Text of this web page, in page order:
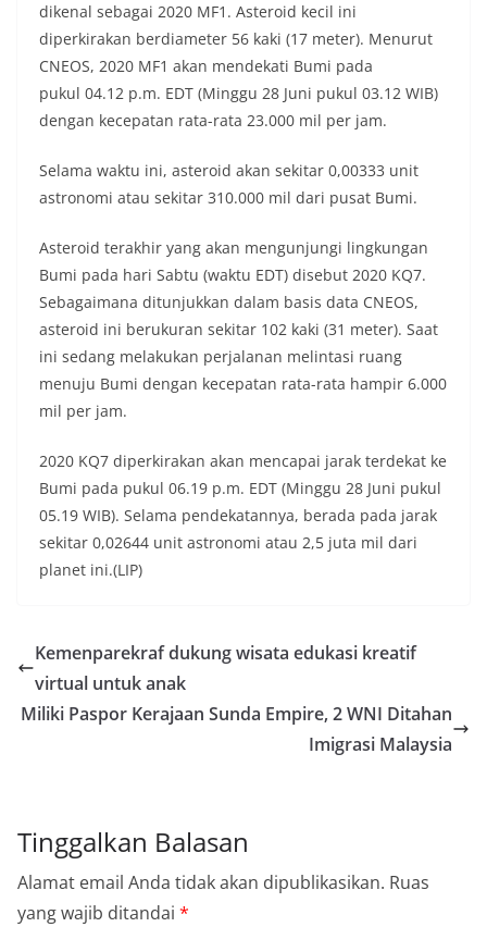
dikenal sebagai 2020 MF1. Asteroid kecil ini
diperkirakan berdiameter 56 kaki (17 meter). Menurut
CNEOS, 2020 MF1 akan mendekati Bumi pada
pukul 04.12 p.m. EDT (Minggu 28 Juni pukul 03.12 WIB)
dengan kecepatan rata-rata 23.000 mil per jam.
Selama waktu ini, asteroid akan sekitar 0,00333 unit
astronomi atau sekitar 310.000 mil dari pusat Bumi.
Asteroid terakhir yang akan mengunjungi lingkungan
Bumi pada hari Sabtu (waktu EDT) disebut 2020 KQ7.
Sebagaimana ditunjukkan dalam basis data CNEOS,
asteroid ini berukuran sekitar 102 kaki (31 meter). Saat
ini sedang melakukan perjalanan melintasi ruang
menuju Bumi dengan kecepatan rata-rata hampir 6.000
mil per jam.
2020 KQ7 diperkirakan akan mencapai jarak terdekat ke
Bumi pada pukul 06.19 p.m. EDT (Minggu 28 Juni pukul
05.19 WIB). Selama pendekatannya, berada pada jarak
sekitar 0,02644 unit astronomi atau 2,5 juta mil dari
planet ini.(LIP)
Kemenparekraf dukung wisata edukasi kreatif
virtual untuk anak
Miliki Paspor Kerajaan Sunda Empire, 2 WNI Ditahan
Imigrasi Malaysia
Tinggalkan Balasan
Alamat email Anda tidak akan dipublikasikan. Ruas
yang wajib ditandai *